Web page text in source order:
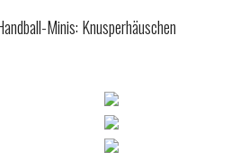
Minis: Knusperhäuschen